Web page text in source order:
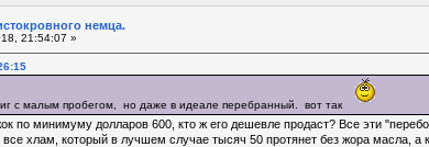
немца.
21:54:07 »
с малым пробегом, но даже в идеале перебранный. вот так
по минимуму долларов 600, кто ж его дешевле продаст? Все эти
все хлам, который в лучшем случае тысяч 50 протянет без жора масла, а